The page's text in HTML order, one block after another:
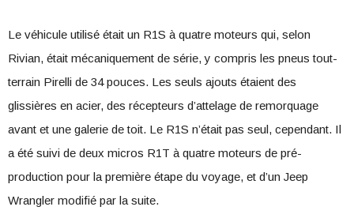
Le véhicule utilisé était un R1S à quatre moteurs qui, selon
Rivian, était mécaniquement de série, y compris les pneus tout-
terrain Pirelli de 34 pouces. Les seuls ajouts étaient des
glissières en acier, des récepteurs d’attelage de remorquage
avant et une galerie de toit. Le R1S n’était pas seul, cependant. Il
a été suivi de deux micros R1T à quatre moteurs de pré-
production pour la première étape du voyage, et d’un Jeep
Wrangler modifié par la suite.